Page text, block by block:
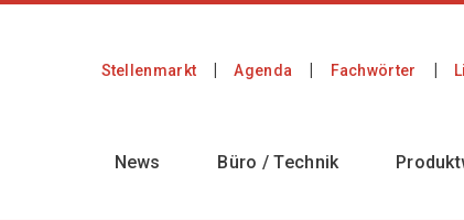
Stellenmarkt Agenda Fachwörter
News Büro / Technik